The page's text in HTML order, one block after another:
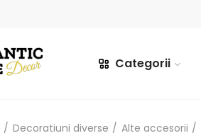
Categorii
Decoratiuni diverse Alte accesorii